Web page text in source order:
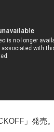
」発売。